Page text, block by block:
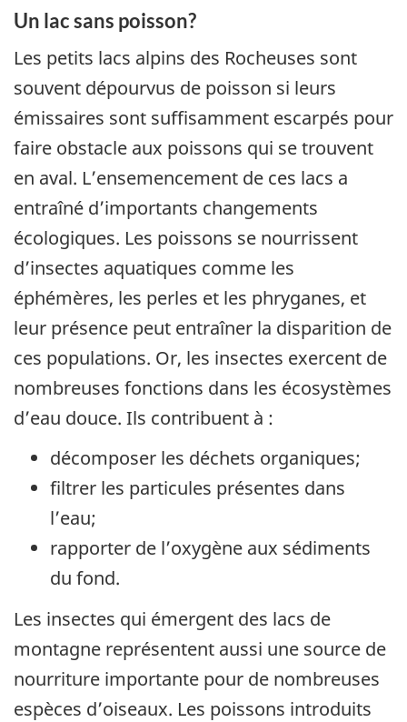
Un lac sans poisson?
Les petits lacs alpins des Rocheuses sont
souvent dépourvus de poisson si leurs
émissaires sont suffisamment escarpés pour
faire obstacle aux poissons qui se trouvent
en aval. L’ensemencement de ces lacs a
entraîné d’importants changements
écologiques. Les poissons se nourrissent
d’insectes aquatiques comme les
éphémères, les perles et les phryganes, et
leur présence peut entraîner la disparition de
ces populations. Or, les insectes exercent de
nombreuses fonctions dans les écosystèmes
d’eau douce. Ils contribuent à :
décomposer les déchets organiques;
filtrer les particules présentes dans
l’eau;
rapporter de l’oxygène aux sédiments
du fond.
Les insectes qui émergent des lacs de
montagne représentent aussi une source de
nourriture importante pour de nombreuses
espèces d’oiseaux. Les poissons introduits